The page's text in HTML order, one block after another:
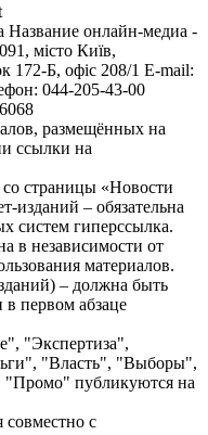
Название онлайн-медиа -
місто Київ,
Б, офіс 208/1 E-mail:
044-205-43-00
размещённых на
ссылки на
страницы «Новости
изданий – обязательна
систем гиперссылка.
в независимости от
материалов.
– должна быть
в первом абзаце
"Экспертиза",
"Власть", "Выборы",
"Промо" публикуются на
совместно с